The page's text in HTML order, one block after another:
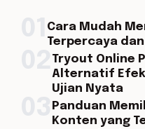
Cara Mudah
Terpercaya
Tryout Online
Alternatif
Ujian Nyata
Panduan
Konten yang